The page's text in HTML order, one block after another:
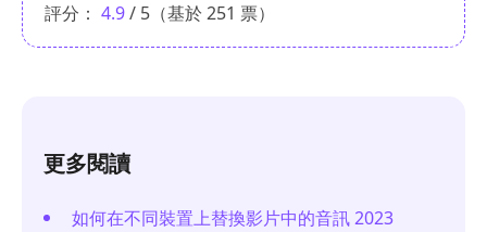
評分： 4.9/ 5（基於251 票）
更多閱讀
如何在不同裝置上替換影片中的音訊 2023